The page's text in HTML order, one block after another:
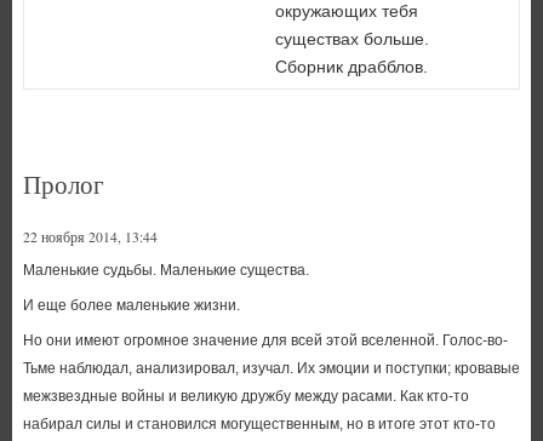
окружающих тебя
существах больше.
Сборник драбблов.
Пролог
22 ноября 2014, 13:44
Маленькие судьбы. Маленькие существа.
И еще более маленькие жизни.
Но они имеют огромное значение для всей этой вселенной. Голос-во-
Тьме наблюдал, анализировал, изучал. Их эмоции и поступки; кровавые
межзвездные войны и великую дружбу между расами. Как кто-то
набирал силы и становился могущественным, но в итоге этот кто-то